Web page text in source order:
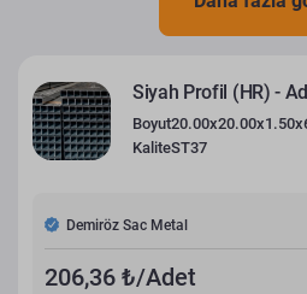
Siyah Profil (HR) -
Boyut
KaliteST37
Demiröz Sac Metal
206,36 ₺/Adet